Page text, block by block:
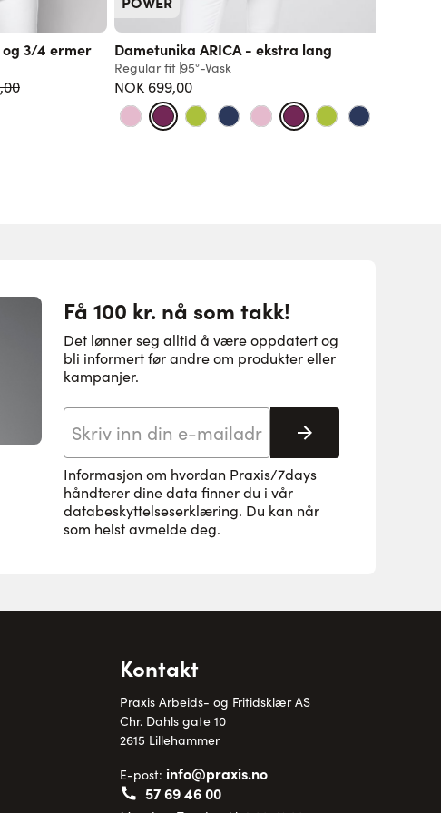
3/4 ermer Dametunika ARICA - ekstra lang
Regular fit 95°-Vask
NOK 699,00
Få 100 kr. nå som takk!
Det lønner seg alltid å være oppdatert og
bli informert før andre om produkter eller
kampanjer.
Abonnere
Informasjon om hvordan Praxis/7days
håndterer dine data finner du i vår
databeskyttelseserklæring. Du kan når
som helst avmelde deg.
Kontakt
Praxis Arbeids- og Fritidsklær AS
Chr. Dahls gate 10
2615 Lillehammer
E-post: info@praxis.no
57 69 46 00